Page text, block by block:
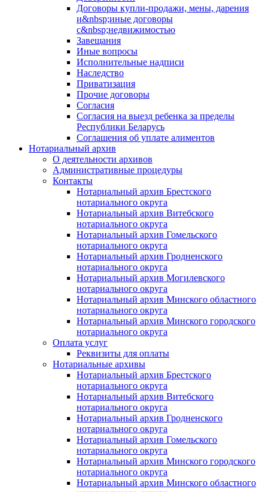
Договоры купли-продажи, мены, дарения
и&nbsp;иные договоры
с&nbsp;недвижимостью
Завещания
Иные вопросы
Исполнительные надписи
Наследство
Приватизация
Прочие договоры
Согласия
Согласия на выезд ребенка за пределы
Республики Беларусь
Соглашения об уплате алиментов
Нотариальный архив
О деятельности архивов
Административные процедуры
Контакты
Нотариальный архив Брестского
нотариального округа
Нотариальный архив Витебского
нотариального округа
Нотариальный архив Гомельского
нотариального округа
Нотариальный архив Гродненского
нотариального округа
Нотариальный архив Могилевского
нотариального округа
Нотариальный архив Минского областного
нотариального округа
Нотариальный архив Минского городского
нотариального округа
Оплата услуг
Реквизиты для оплаты
Нотариальные архивы
Нотариальный архив Брестского
нотариального округа
Нотариальный архив Витебского
нотариального округа
Нотариальный архив Гродненского
нотариального округа
Нотариальный архив Гомельского
нотариального округа
Нотариальный архив Минского городского
нотариального округа
Нотариальный архив Минского областного